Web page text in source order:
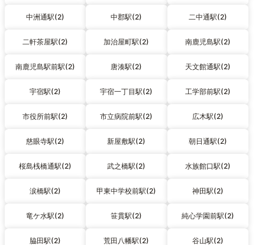
中洲通駅(2) 中郡駅(2) 二中通駅(2)
二軒茶屋駅(2) 加治屋町駅(2) 南鹿児島駅(2)
南鹿児島駅前駅(2) 唐湊駅(2) 天文館通駅(2)
宇宿駅(2) 宇宿一丁目駅(2) 工学部前駅(2)
市役所前駅(2) 市立病院前駅(2) 広木駅(2)
慈眼寺駅(2) 新屋敷駅(2) 朝日通駅(2)
桜島桟橋通駅(2) 武之橋駅(2) 水族館口駅(2)
涙橋駅(2) 甲東中学校前駅(2) 神田駅(2)
竜ケ水駅(2) 笹貫駅(2) 純心学園前駅(2)
脇田駅(2) 荒田八幡駅(2) 谷山駅(2)